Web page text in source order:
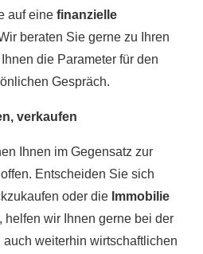
auf eine finanzielle
beraten Sie gerne zu Ihren
die Parameter für den
Gespräch.
verkaufen
Ihnen im Gegensatz zur
Entscheiden Sie sich
oder die Immobilie
, helfen wir Ihnen gerne bei der
weiterhin wirtschaftlichen